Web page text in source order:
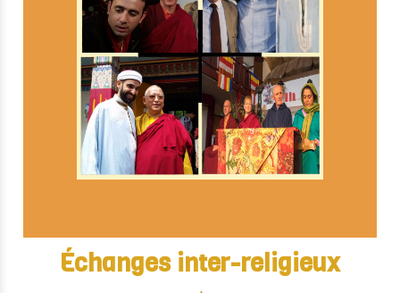
Échanges inter-religieux